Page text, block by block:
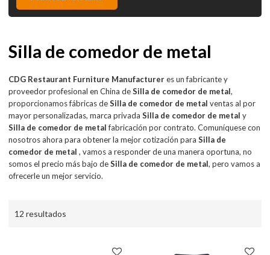
Silla de comedor de metal
CDG Restaurant Furniture Manufactureres un fabricante y
proveedor profesional en China deSilla de comedor de metal,
proporcionamos fábricas deSilla de comedor de metal ventas al por
mayor personalizadas, marca privadaSilla de comedor de metal y
Silla de comedor de metalfabricación por contrato. Comuníquese con
nosotros ahora para obtener la mejor cotización paraSilla de
comedor de metal , vamos a responder de una manera oportuna, no
somos el precio más bajo deSilla de comedor de metal, pero vamos a
ofrecerle un mejor servicio.
12 resultados